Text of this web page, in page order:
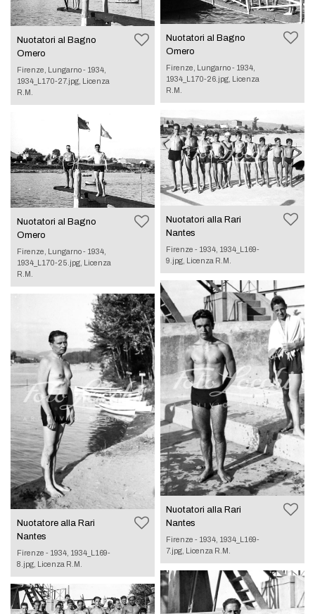
Nuotatori al Bagno
Omero
Firenze, Lungarno - 1934,
1934_L170-27.jpg, Licenza
R.M.
Nuotatori al Bagno
Omero
Firenze, Lungarno - 1934,
1934_L170-25.jpg, Licenza
R.M.
Nuotatore alla Rari
Nantes
Firenze - 1934, 1934_L169-
8.jpg, Licenza R.M.
Nuotatori al Bagno
Omero
Firenze, Lungarno - 1934,
1934_L170-26.jpg, Licenza
R.M.
Nuotatori alla Rari
Nantes
Firenze - 1934, 1934_L169-
9.jpg, Licenza R.M.
Nuotatori alla Rari
Nantes
Firenze - 1934, 1934_L169-
7.jpg, Licenza R.M.